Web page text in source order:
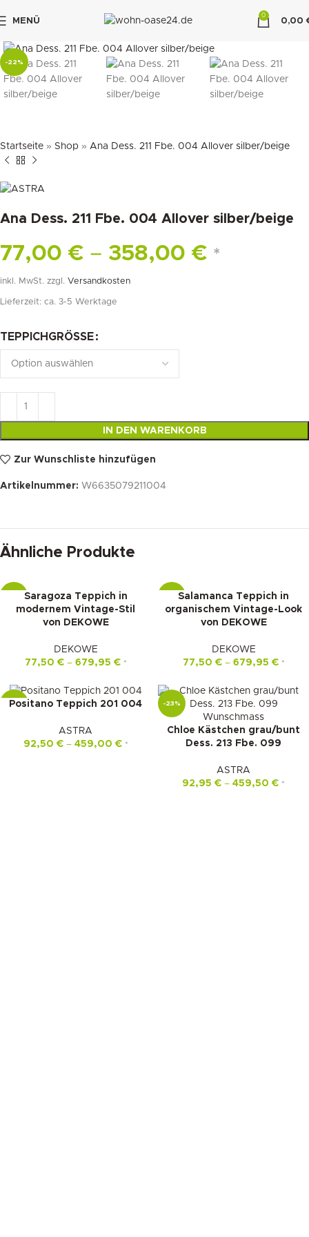
MENÜ
0
0,00
-22%
Startseite » Shop » Ana Dess. 211 Fbe. 004 Allover silber/beige
Ana Dess. 211 Fbe. 004 Allover silber/beige
77,00 € – 358,00 € *
inkl. MwSt. zzgl. Versandkosten
Lieferzeit: ca. 3-5 Werktage
TEPPICHGRÖSSE
IN DEN WARENKORB
Zur Wunschliste hinzufügen
Artikelnummer: W6635079211004
Ähnliche Produkte
Saragoza Teppich in
modernem Vintage-Stil
von DEKOWE
DEKOWE
77,50 €– 679,95 € *
-16%Salamanca Teppich in
organischem Vintage-Look
von DEKOWE
DEKOWE
77,50 €– 679,95 € *
-22%
Positano Teppich 201 004
ASTRA
92,50 €– 459,00 € *
-23%
Chloe Kästchen grau/bunt
Dess. 213 Fbe. 099
ASTRA
92,95 € – 459,50 € *